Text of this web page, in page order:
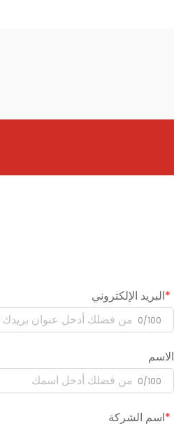
البريد الإلكتروني
0/100
الاسم
0/100
اسم الشركة